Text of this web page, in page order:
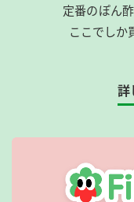
定番のぽん
ここでしか
詳